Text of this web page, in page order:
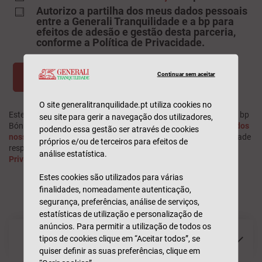
Autorizo a partilha dos meus dados pessoais
entre a Generali Tranquilidade e a bp para
efeitos de adesão e gestão desta parceria,
conforme a Política de Privacidade.
Este formulário de contacto é exclusivo para o pedido de cartão bp
Bónus. Para outros assuntos, por favor,contacte-nos através dos
nossos canais de atendimento habituais. A Generali Tranquilidade
respeita a sua privacidade, consulte a nossa
Privacidade.
Esclareça as suas dúvidas
Quem pode beneficiar desta oferta?
Continuar sem aceitar
O site generalitranquilidade.pt utiliza cookies no
seu site para gerir a navegação dos utilizadores,
podendo essa gestão ser através de cookies
próprios e/ou de terceiros para efeitos de
análise estatística.
Estes cookies são utilizados para várias
finalidades, nomeadamente autenticação,
segurança, preferências, análise de serviços,
estatísticas de utilização e personalização de
anúncios. Para permitir a utilização de todos os
tipos de cookies clique em “Aceitar todos”, se
quiser definir as suas preferências, clique em